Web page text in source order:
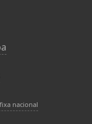
nacional